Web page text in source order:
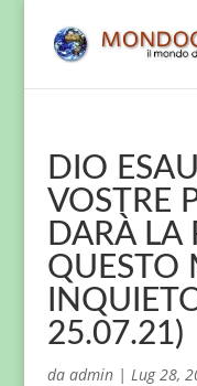
DIO
VOSTRE
DARÀ LA
QUESTO
25.07.21)
da admin| Lug 28,